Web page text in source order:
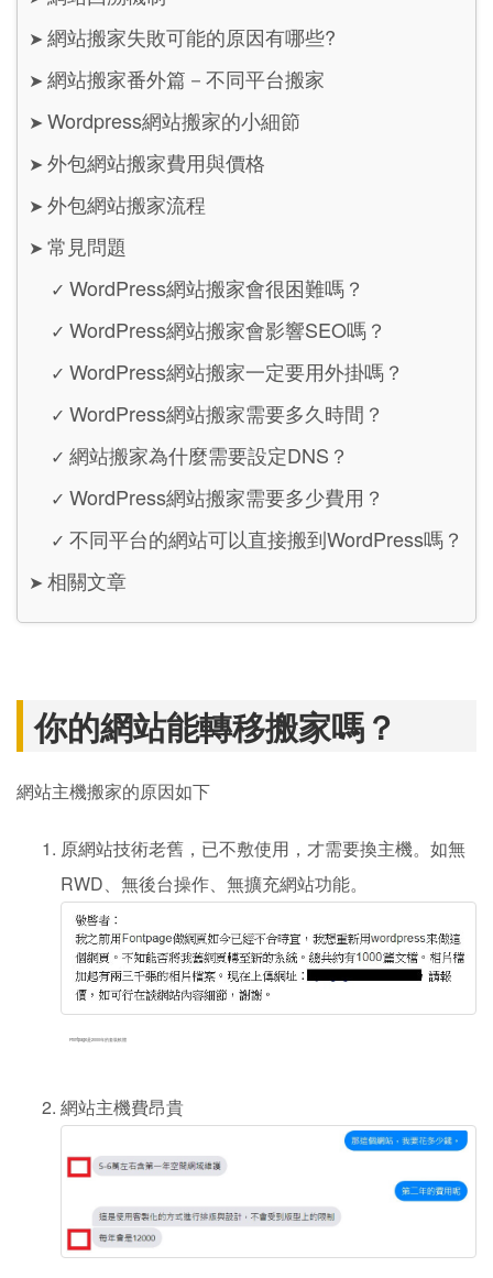
➤ 網站搬家失敗可能的原因有哪些?
➤ 網站搬家番外篇－不同平台搬家
➤ Wordpress網站搬家的小細節
➤ 外包網站搬家費用與價格
➤ 外包網站搬家流程
➤ 常見問題
✓ WordPress網站搬家會很困難嗎？
✓ WordPress網站搬家會影響SEO嗎？
✓ WordPress網站搬家一定要用外掛嗎？
✓ WordPress網站搬家需要多久時間？
✓ 網站搬家為什麼需要設定DNS？
✓ WordPress網站搬家需要多少費用？
✓ 不同平台的網站可以直接搬到WordPress嗎？
➤ 相關文章
你的網站能轉移搬家嗎？
網站主機搬家的原因如下
原網站技術老舊，已不敷使用，才需要換主機。如無
RWD、無後台操作、無擴充網站功能。
Frontpage是2000年的套裝軟體
網站主機費昂貴